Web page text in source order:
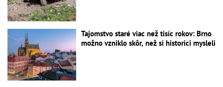
Tajomstvo staré viac než tisíc rokov: Brno
možno vzniklo skôr, než si historici mysleli